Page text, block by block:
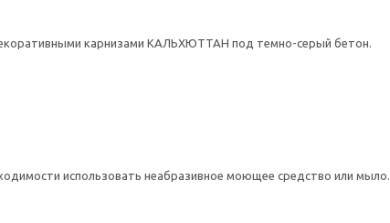
карнизами КАЛЬХЮТТАН под темно-серый бетон.
использовать неабразивное моющее средство или мыло.